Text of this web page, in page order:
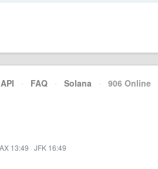
API · FAQ · Solana · 906 Online
13:49 · JFK 16:49